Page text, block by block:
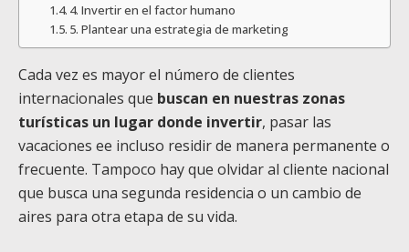
4. Invertir en el factor humano
5. Plantear una estrategia de marketing
Cada vez es mayor el número de clientes
internacionales que buscan en nuestras zonas
turísticas un lugar donde invertir, pasar las
vacaciones ee incluso residir de manera permanente o
frecuente. Tampoco hay que olvidar al cliente nacional
que busca una segunda residencia o un cambio de
aires para otra etapa de su vida.